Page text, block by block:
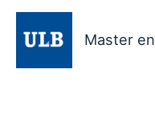
Aller
contenu
Master